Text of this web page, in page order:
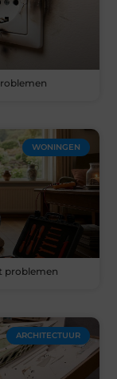
WONINGEN
problemen
ARCHITECTUUR